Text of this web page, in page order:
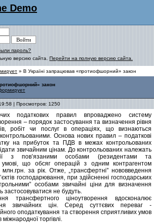
Demo
пароль?
версию сайта. Перейти на полную версию сайта.
» В Україні запрацював «протиофшорний» закон
закон
| Просмотров: 1250
податкових правил впроваджено систему
– порядок застосування та визначення рівня
робіт чи послуг в операціях, що визнаються
Основа нових правил – податкові
на прибуток та ПДВ в межах контрольованих
звичайним цінам. До контрольованих належать
з пов’язаними особами (резидентами та
що обсяг операцій з одним контрагентом
за рік. Отже, „трансфертні” нововведення
господарювання, при здійсненні господарських
особами звичайні ціни для визначення
застосовуватися не будуть.
трансфертного ціноутворення вдосконалює
звичайних цін. Серед суттєвих переваг -
оподаткування та створення сприятливих умов
торгівлі.